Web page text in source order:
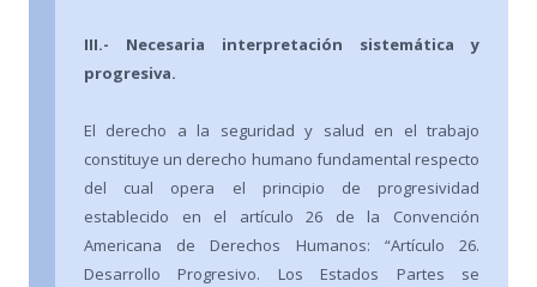
III.- Necesaria interpretación sistemática y
progresiva.
El derecho a la seguridad y salud en el trabajo
constituye un derecho humano fundamental respecto
del cual opera el principio de progresividad
establecido en el artículo 26 de la Convención
Americana de Derechos Humanos: “Artículo 26.
Desarrollo Progresivo. Los Estados Partes se